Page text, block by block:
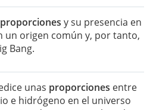
proporciones y su presencia en
un origen común y, por tanto,
Bang.
unas proporciones entre
e hidrógeno en el universo